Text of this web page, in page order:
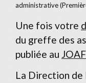
administrative
Une fois votre
du greffe des
publiée au
La Direction